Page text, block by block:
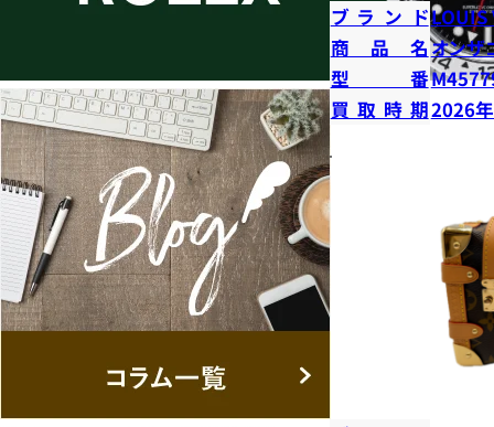
ブランドLOUIS
商品名オンザ
型番
買取時期2026